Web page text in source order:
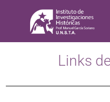
Links